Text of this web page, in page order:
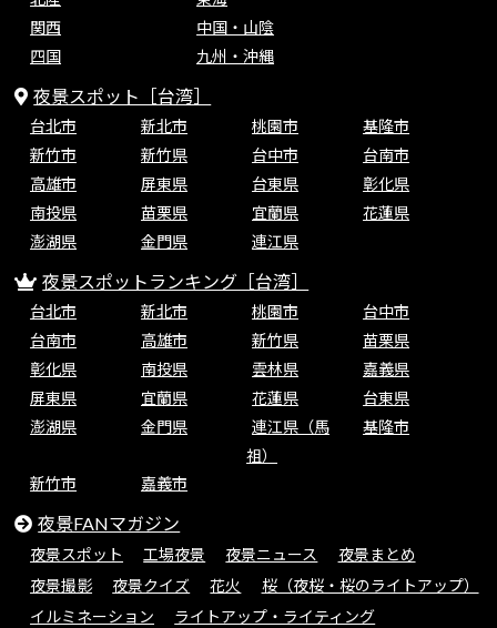
関西
中国・山陰
四国
九州・沖縄
夜景スポット［台湾］
台北市 新北市 桃園市
基隆市
新竹市
新竹県 台中市
台南市
高雄市
屏東県 台東県
彰化県
南投県
苗栗県 宜蘭県
花蓮県
澎湖県
金門県 連江県
夜景スポットランキング［台湾］
台北市 新北市 桃園市
台中市
台南市
高雄市 新竹県
苗栗県
彰化県
南投県 雲林県
嘉義県
屏東県
宜蘭県 花蓮県
台東県
澎湖県
金門県
連江県（馬
祖）
基隆市
新竹市 嘉義市
夜景FANマガジン
夜景スポット 工場夜景 夜景ニュース
夜景まとめ
夜景撮影
夜景クイズ 花火
桜（夜桜・桜のライトアップ）
イルミネーション
ライトアップ・ライティング